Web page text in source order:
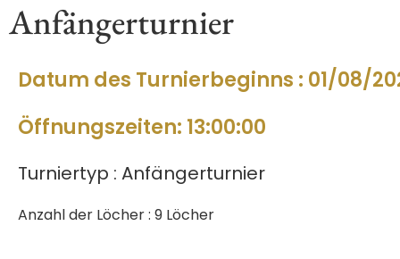
Anfängerturnier
Datum des Turnierbeginns : 01/08/
Öffnungszeiten: 13:00:00
Turniertyp : Anfängerturnier
Anzahl der Löcher : 9 Löcher